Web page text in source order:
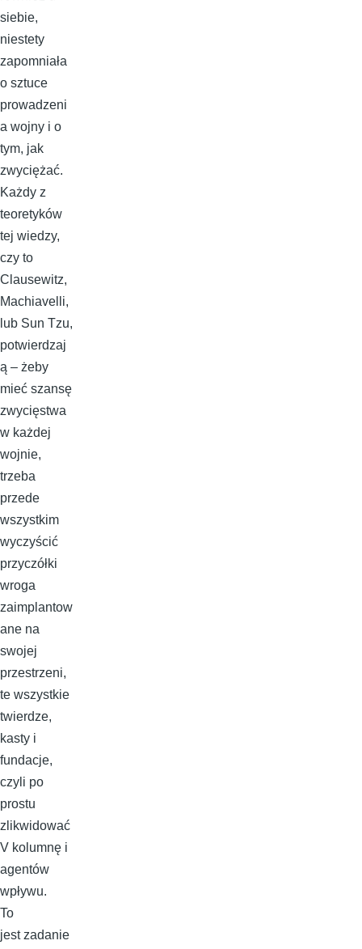
siebie,
niestety
zapomniała
o sztuce
prowadzeni
a wojny i o
tym, jak
zwyciężać.
Każdy z
teoretyków
tej wiedzy,
czy to
Clausewitz,
Machiavelli,
lub Sun Tzu,
potwierdzaj
ą – żeby
mieć szansę
zwycięstwa
w każdej
wojnie,
trzeba
przede
wszystkim
wyczyścić
przyczółki
wroga
zaimplantow
ane na
swojej
przestrzeni,
te wszystkie
twierdze,
kasty i
fundacje,
czyli po
prostu
zlikwidować
V kolumnę i
agentów
wpływu.
To
jest zadanie